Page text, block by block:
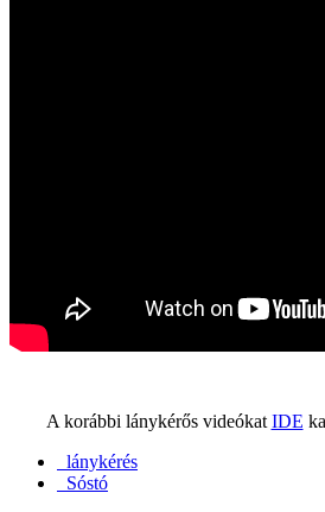
A korábbi lánykérős videókat IDE
lánykérés
Sóstó